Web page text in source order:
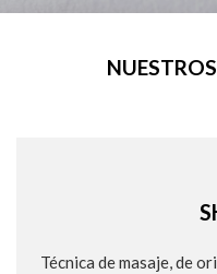
Técnica de masaje, de